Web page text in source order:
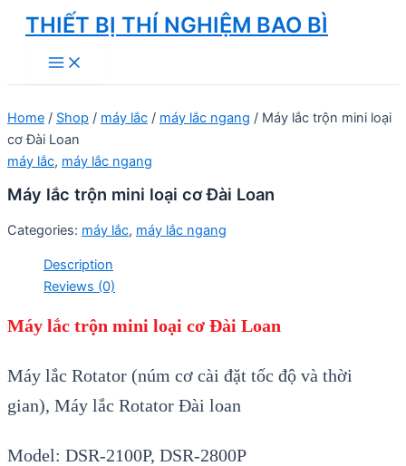
Skip
content
THIẾT BỊ THÍ NGHIỆM BAO BÌ
Main
Menu
Home / Shop / máy lắc / máy lắc ngang / Máy lắc trộn mini loại
cơ Đài Loan
máy lắc, máy lắc ngang
Máy lắc trộn mini loại cơ Đài Loan
Categories: máy lắc, máy lắc ngang
Description
Reviews (0)
Máy lắc trộn mini loại cơ Đài Loan
Máy lắc Rotator (núm cơ cài đặt tốc độ và thời
gian), Máy lắc Rotator Đài loan
Model: DSR-2100P, DSR-2800P